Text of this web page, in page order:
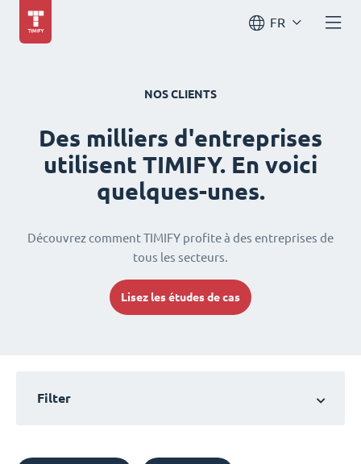
FR
NOS CLIENTS
Des milliers d'entreprises
utilisent TIMIFY. En voici
quelques-unes.
Découvrez comment TIMIFY profite à des entreprises de
tous les secteurs.
Lisez les études de cas
Filter